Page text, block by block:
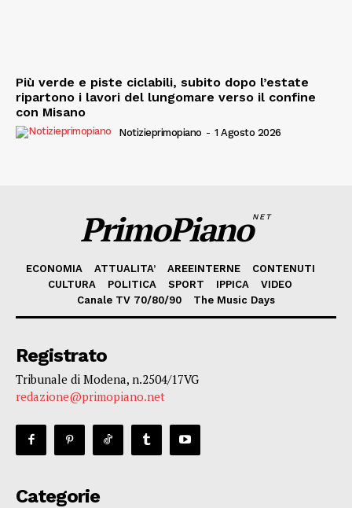
Più verde e piste ciclabili, subito dopo l’estate
ripartono i lavori del lungomare verso il confine
con Misano
Notizieprimopiano - 1 Agosto 2026
PrimoPianoNET
ECONOMIA ATTUALITA’ AREEINTERNE
CONTENUTI
CULTURA
POLITICA SPORT IPPICA
VIDEO
Canale TV 70/80/90
The Music Days
Registrato
Tribunale di Modena, n.2504/17VG
redazione@primopiano.net
Categorie